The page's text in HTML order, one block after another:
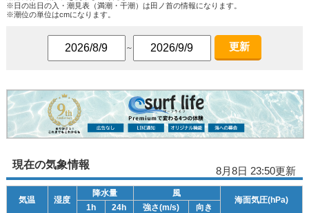
※日の出日の入・潮見表（満潮・干潮）は田ノ首の情報になります。
※潮位の単位はcmになります。
～ 更新
現在の気象情報
8月8日 23:50更新
気温 湿度
降水量 風
海面気圧(hPa)
1h 24h 強さ(m/s) 向き